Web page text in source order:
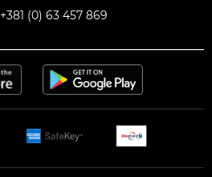
+381 (0) 63 457 869